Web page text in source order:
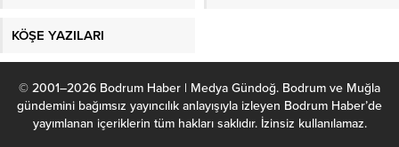
KÖŞE YAZILARI
© 2001–2026 Bodrum Haber | Medya Gündoğ. Bodrum ve Muğla
gündemini bağımsız yayıncılık anlayışıyla izleyen Bodrum Haber’de
yayımlanan içeriklerin tüm hakları saklıdır. İzinsiz kullanılamaz.